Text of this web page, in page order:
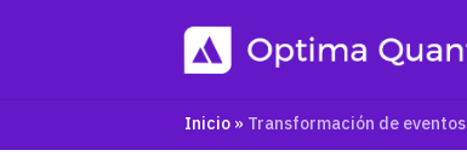
Inicio » Transformación de eventos